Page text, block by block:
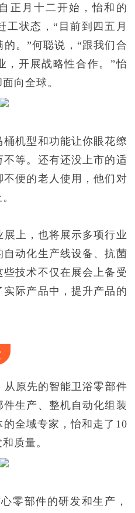
正月十二开始，怡和的
工状态，“目前到四五月
。”何聪说，“跟我们合
，开展战略性合作。”怡
向全球。
机型和功能让你眼花缭
等。还有还没上市的适
便的老人使用，他们对
上，也将展示多项行业
动化生产线设备、抗菌
技术不仅在展会上备受
际产品中，提升产品的
从原先的智能卫浴零部件
生产、整机自动化组装
全域专家，怡和走了10
质量。
零部件的研发和生产，